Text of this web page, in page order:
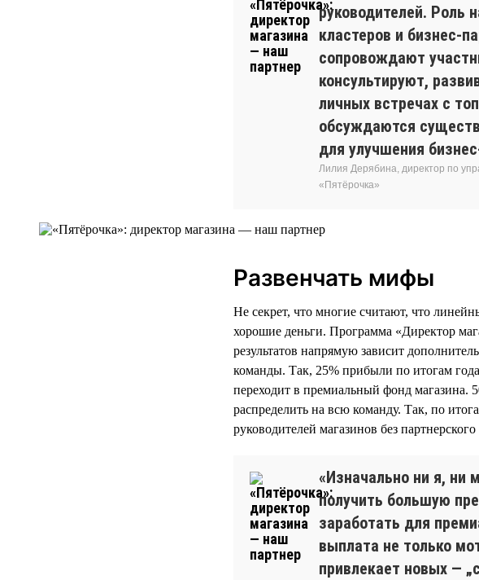
руководителей. Роль
кластеров и бизнес-
сопровождают
консультируют,
личных встречах с
обсуждаются
для улучшения
Лилия Дерябина, директор по
«Пятёрочка»
Развенчать мифы
Не секрет, что многие считают, что
хорошие деньги. Программа «Директор
результатов напрямую зависит
команды. Так, 25% прибыли по итогам
переходит в премиальный фонд магазина.
распределить на всю команду. Так, по
руководителей магазинов без партнерского
«Изначально ни я, ни
получить большую
заработать для
выплата не только
привлекает новых —